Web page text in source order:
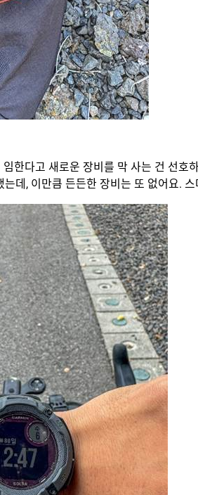
임한다고 새로운 장비를 막 사는 건 선
데, 이만큼 든든한 장비는 또 없어요.